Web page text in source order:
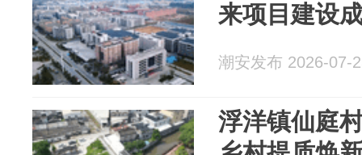
来项目建设
潮安发布 2026-07-
浮洋镇仙庭